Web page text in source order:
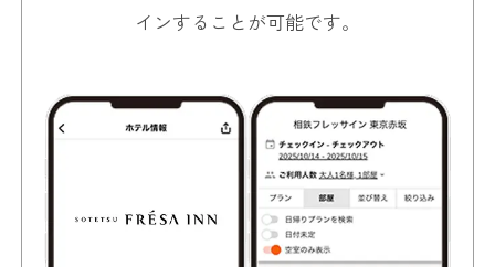
インすることが可能です。